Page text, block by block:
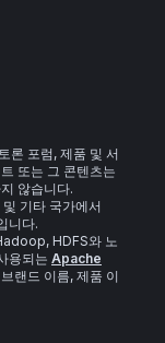
론 포럼, 제품 및 서
또는 그 콘텐츠는
않습니다.
기타 국가에서
니다.
HDFS와 노
용되는 Apache
랜드 이름, 제품 이